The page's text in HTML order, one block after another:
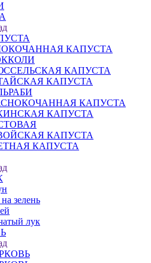
КАПУСТА
КАПУСТА
КАПУСТА
КАПУСТА
КАПУСТА
КАПУСТА
КАПУСТА
зелень
лук